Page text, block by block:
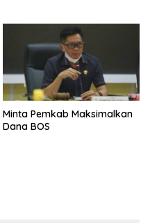
Minta Pemkab Maksimalkan
Dana BOS